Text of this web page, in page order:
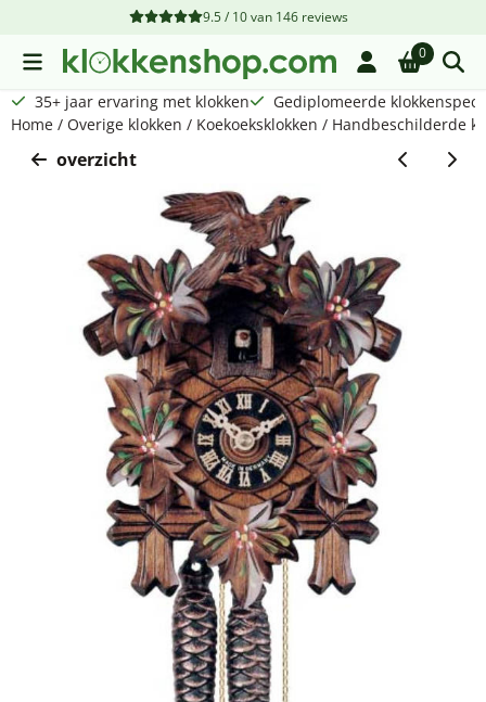
Cookievoorkeuren zijn beschikbaar. Kies instellingen of sta
9.5 / 10van 146reviews
0
35+ jaar ervaring met klokken
Gediplomeerde
Home / Overige klokken / Koekoeksklokken / Handbeschilderde
overzicht